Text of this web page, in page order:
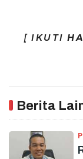
[ IKUTI
Berita